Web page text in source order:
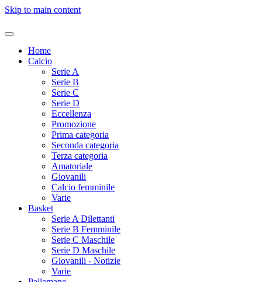
Skip to main content
Home
Calcio
Serie A
Serie B
Serie C
Serie D
Eccellenza
Promozione
Prima categoria
Seconda categoria
Terza categoria
Amatoriale
Giovanili
Calcio femminile
Varie
Basket
Serie A Dilettanti
Serie B Femminile
Serie C Maschile
Serie D Maschile
Giovanili - Notizie
Varie